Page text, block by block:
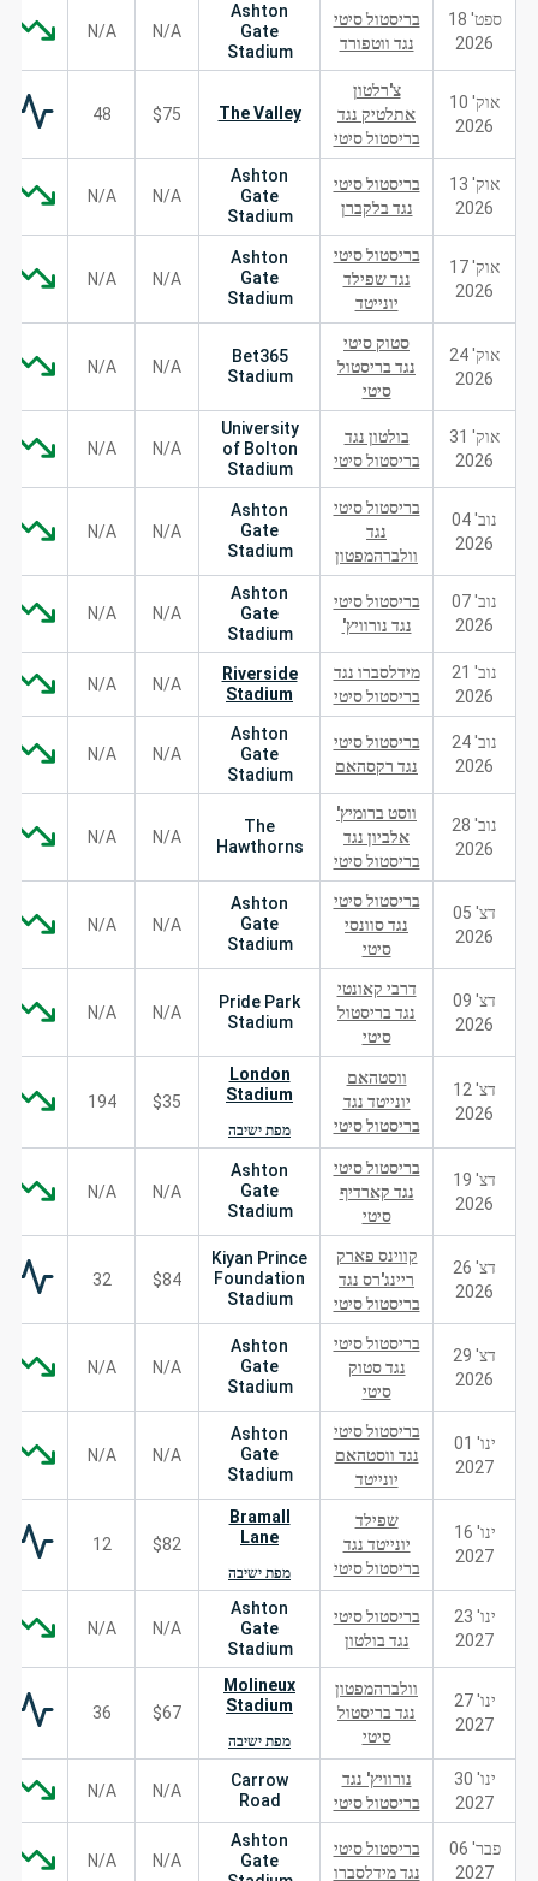
ספט' 18
2026
בריסטול סיטי
נגד ווטפורד
Ashton
Gate
Stadium
N/A
N/A
אוק' 10
2026
צ'רלטון
אתלטיק נגד
בריסטול סיטי
The Valley
$75
48
אוק' 13
2026
בריסטול סיטי
נגד בלקברן
Ashton
Gate
Stadium
N/A
N/A
אוק' 17
2026
בריסטול סיטי
נגד שפילד
יונייטד
Ashton
Gate
Stadium
N/A
N/A
אוק' 24
2026
סטוק סיטי
נגד בריסטול
סיטי
Bet365
Stadium
N/A
N/A
אוק' 31
2026
בולטון נגד
בריסטול סיטי
University
of Bolton
Stadium
N/A
N/A
נוב' 04
2026
בריסטול סיטי
נגד
וולברהמפטון
Ashton
Gate
Stadium
N/A
N/A
נוב' 07
2026
בריסטול סיטי
נגד נורוויץ'
Ashton
Gate
Stadium
N/A
N/A
נוב' 21
2026
מידלסברו נגד
בריסטול סיטי
Riverside
Stadium
N/A
N/A
נוב' 24
2026
בריסטול סיטי
נגד רקסהאם
Ashton
Gate
Stadium
N/A
N/A
נוב' 28
2026
ווסט ברומיץ'
אלביון נגד
בריסטול סיטי
The
Hawthorns
N/A
N/A
דצ' 05
2026
בריסטול סיטי
נגד סוונסי
סיטי
Ashton
Gate
Stadium
N/A
N/A
דצ' 09
2026
דרבי קאונטי
נגד בריסטול
סיטי
Pride Park
Stadium
N/A
N/A
דצ' 12
2026
ווסטהאם
יונייטד נגד
בריסטול סיטי
London
Stadium
מפת ישיבה
$35
194
דצ' 19
2026
בריסטול סיטי
נגד קארדיף
סיטי
Ashton
Gate
Stadium
N/A
N/A
דצ' 26
2026
קווינס פארק
ריינג'רס נגד
בריסטול סיטי
Kiyan Prince
Foundation
Stadium
$84
32
דצ' 29
2026
בריסטול סיטי
נגד סטוק
סיטי
Ashton
Gate
Stadium
N/A
N/A
ינו' 01
2027
בריסטול סיטי
נגד ווסטהאם
יונייטד
Ashton
Gate
Stadium
N/A
N/A
ינו' 16
2027
שפילד
יונייטד נגד
בריסטול סיטי
Bramall
Lane
מפת ישיבה
$82
12
ינו' 23
2027
בריסטול סיטי
נגד בולטון
Ashton
Gate
Stadium
N/A
N/A
ינו' 27
2027
וולברהמפטון
נגד בריסטול
סיטי
Molineux
Stadium
מפת ישיבה
$67
36
ינו' 30
2027
נורוויץ' נגד
בריסטול סיטי
Carrow
Road
N/A
N/A
פבר' 06
2027
בריסטול סיטי
נגד מידלסברו
Ashton
Gate
N/A
N/A